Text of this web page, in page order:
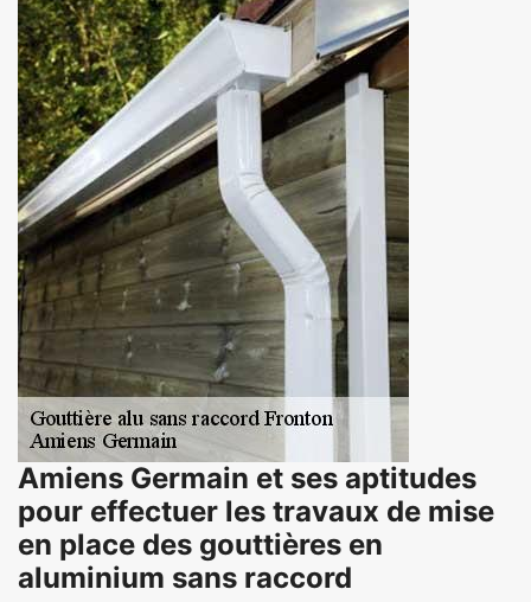
Amiens Germain et ses aptitudes
pour effectuer les travaux de mise
en place des gouttières en
aluminium sans raccord